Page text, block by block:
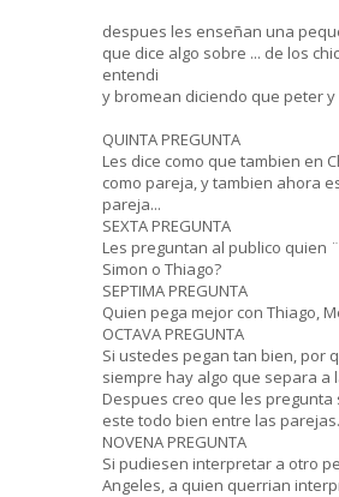
despues les enseñan una
que dice algo sobre ... de los
entendi
y bromean diciendo que peter
QUINTA PREGUNTA
Les dice como que tambien en
como pareja, y tambien ahora
pareja...
SEXTA PREGUNTA
Les preguntan al publico quien
Simon o Thiago?
SEPTIMA PREGUNTA
Quien pega mejor con Thiago,
OCTAVA PREGUNTA
Si ustedes pegan tan bien, por
siempre hay algo que separa a
Despues creo que les
este todo bien entre las parejas.
NOVENA PREGUNTA
Si pudiesen interpretar a otro
Angeles, a quien querrian